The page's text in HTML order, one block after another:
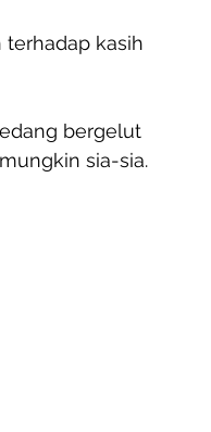
terhadap kasih
bergelut
sia-sia.